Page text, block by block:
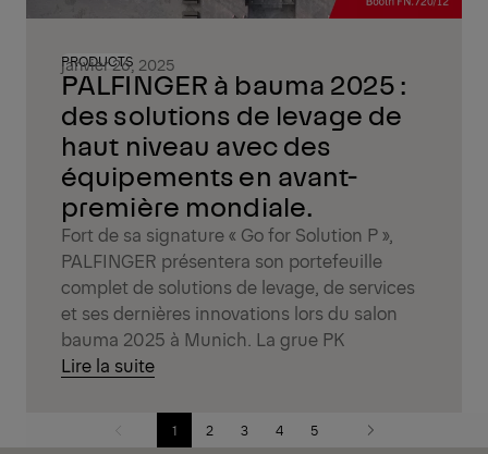
PALFINGER à bauma 2025 :
des solutions de levage de
haut niveau avec des
équipements en avant-
première mondiale.
PRODUCTS
janvier 26, 2025
Fort de sa signature « Go for Solution P »,
PALFINGER présentera son portefeuille
complet de solutions de levage, de services
et ses dernières innovations lors du salon
bauma 2025 à Munich. La grue PK
Lire la suite
Previous
1 2 3 4 5
Next